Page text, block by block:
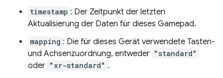
timestamp : Der Zeitpunkt der letzten
Aktualisierung der Daten für dieses Gamepad.
mapping : Die für dieses Gerät verwendete Tasten-
und Achsenzuordnung, entweder "standard"
oder "xr-standard" .